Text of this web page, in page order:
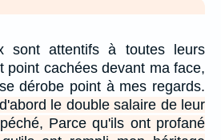
sont attentifs à toutes leurs
point cachées devant ma face,
dérobe point à mes regards.
le double salaire de leur
Parce qu'ils ont profané